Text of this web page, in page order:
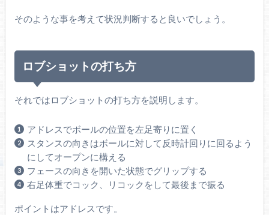
そのような事を考えて状況判断すると良いでしょう。
ロブショットの打ち方
それではロブショットの打ち方を説明します。
アドレスでボールの位置を左足寄りに置く
スタンスの向きはボールに対して反時計回りに回るよう
にしてオープンに構える
フェースの向きを開いた状態でグリップする
右足体重でコック、リコックをして最後まで振る
ポイントはアドレスです。